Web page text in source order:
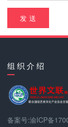
发 送
组 织 介 绍
备案号:渝ICP备